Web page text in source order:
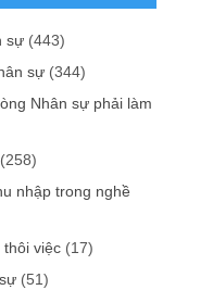
sự (443)
sự (344)
Nhân sự phải làm
(258)
nhập trong nghề
thôi việc (17)
(51)